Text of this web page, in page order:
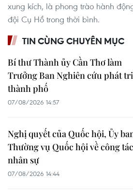
xung kích, là phong trào hành
đội Cụ Hồ trong thời bình.
TIN CÙNG CHUYÊN MỤC
Bí thư Thành ủy Cần Thơ làm
Trưởng Ban Nghiên cứu phát
thành phố
07/08/2026 14:57
Nghị quyết của Quốc hội, Ủy
Thường vụ Quốc hội về công tác
nhân sự
07/08/2026 14:44